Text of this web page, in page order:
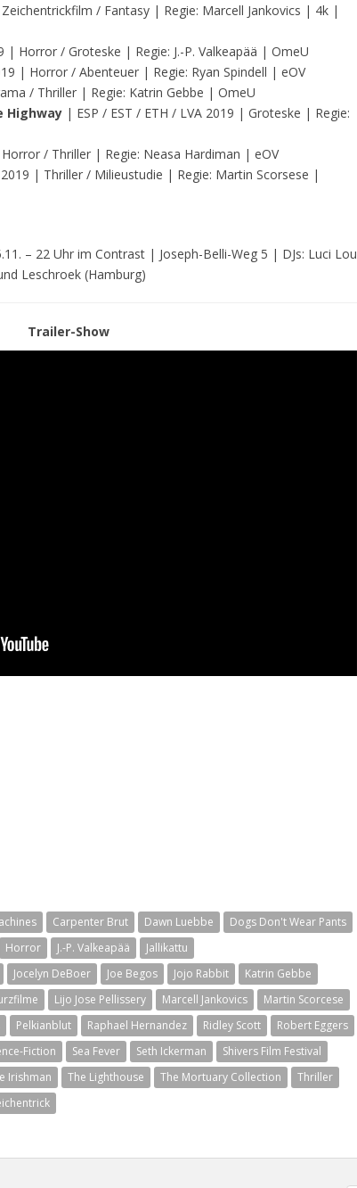
/ Fantasy | Regie: Marcell Jankovics | 4k |
| Horror / Groteske | Regie: J.-P. Valkeapää | OmeU
| Horror / Abenteuer | Regie: Ryan Spindell | eOV
/ Thriller | Regie: Katrin Gebbe | OmeU
Highway | ESP / EST / ETH / LVA 2019 | Groteske | Regie:
/ Thriller | Regie: Neasa Hardiman | eOV
| Thriller / Milieustudie | Regie: Martin Scorsese |
– 22 Uhr im Contrast | Joseph-Belli-Weg 5 | DJs: Luci Lou
Leschroek (Hamburg)
Trailer-Show
Carpenter Brut Dawn Luebbe
Dogs Don't Wear Pants
Horror J.-P. Valkeapää
Jallikattu
Jocelyn DeBoer Joe Begos Jojo Rabbit
Katrin Gebbe
Lijo Jose Pellissery Marcell Jankovics
Martin Scorcese
Pelkianblut Raphael Hernandez Ridley Scott
Robert Eggers
Fiction Sea Fever Seth Ickerman
Shivers Film Festival
Irishman The Lighthouse The Mortuary Collection
Thriller